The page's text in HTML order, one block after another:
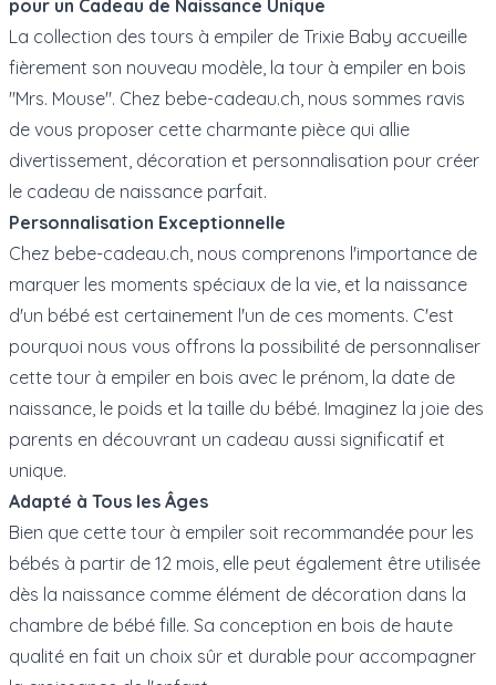
pour un Cadeau de Naissance Unique
La collection des tours à empiler de Trixie Baby accueille
fièrement son nouveau modèle, la tour à empiler en bois
"Mrs. Mouse". Chez bebe-cadeau.ch, nous sommes ravis
de vous proposer cette charmante pièce qui allie
divertissement, décoration et personnalisation pour créer
le cadeau de naissance parfait.
Personnalisation Exceptionnelle
Chez bebe-cadeau.ch, nous comprenons l'importance de
marquer les moments spéciaux de la vie, et la naissance
d'un bébé est certainement l'un de ces moments. C'est
pourquoi nous vous offrons la possibilité de personnaliser
cette tour à empiler en bois avec le prénom, la date de
naissance, le poids et la taille du bébé. Imaginez la joie des
parents en découvrant un cadeau aussi significatif et
unique.
Adapté à Tous les Âges
Bien que cette tour à empiler soit recommandée pour les
bébés à partir de 12 mois, elle peut également être utilisée
dès la naissance comme élément de décoration dans la
chambre de bébé fille. Sa conception en bois de haute
qualité en fait un choix sûr et durable pour accompagner